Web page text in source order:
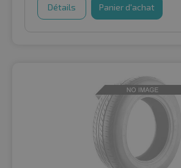
Détails Panier d'achat